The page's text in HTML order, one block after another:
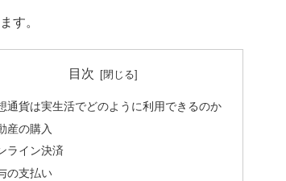
す。
目次
通貨は実生活でどのように利用できるのか
産の購入
ライン決済
の支払い